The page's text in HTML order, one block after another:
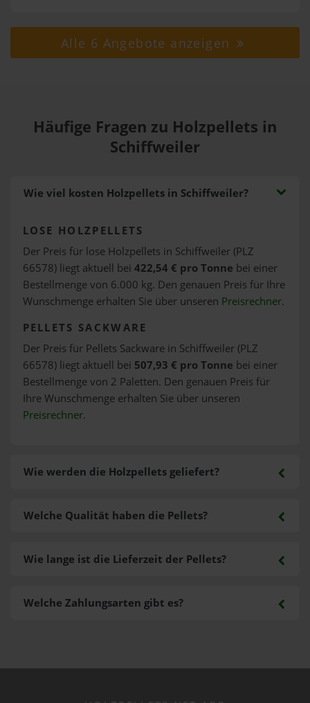
Alle 6 Angebote anzeigen
Häufige Fragen zu Holzpellets in
Schiffweiler
Wie viel kosten Holzpellets in Schiffweiler?
LOSE HOLZPELLETS
Der Preis für lose Holzpellets in Schiffweiler (PLZ
66578) liegt aktuell bei 422,54 € pro Tonne bei einer
Bestellmenge von 6.000 kg. Den genauen Preis für Ihre
Wunschmenge erhalten Sie über unseren Preisrechner.
PELLETS SACKWARE
Der Preis für Pellets Sackware in Schiffweiler (PLZ
66578) liegt aktuell bei 507,93 € pro Tonne bei einer
Bestellmenge von 2 Paletten. Den genauen Preis für
Ihre Wunschmenge erhalten Sie über unseren
Preisrechner.
Wie werden die Holzpellets geliefert?
Welche Zahlungsarten gibt es?
Welche Qualität haben die Pellets?
Wie lange ist die Lieferzeit der Pellets?